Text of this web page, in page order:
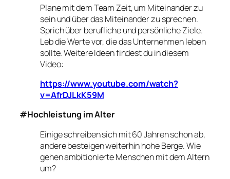
Plane mit dem Team Zeit, um Miteinander zu
sein und über das Miteinander zu sprechen.
Sprich über berufliche und persönliche Ziele.
Leb die Werte vor, die das Unternehmen leben
sollte. Weitere Ideen findest du in diesem
Video:
https://www.youtube.com/watch?
v=AfrDJLkK59M
#Hochleistung im Alter
Einige schreiben sich mit 60 Jahren schon ab,
andere besteigen weiterhin hohe Berge. Wie
gehen ambitionierte Menschen mit dem Altern
um?